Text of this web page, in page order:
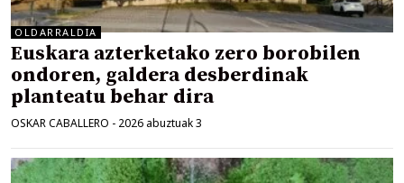
OLDARRALDIA
Euskara azterketako zero borobilen
ondoren, galdera desberdinak
planteatu behar dira
OSKAR CABALLERO - 2026 abuztuak 3